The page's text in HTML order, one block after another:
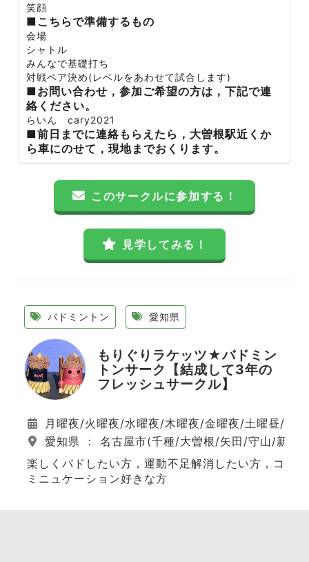
笑顔
■こちらで準備するもの
会場
シャトル
みんなで基礎打ち
対戦ペア決め(レベルをあわせて試合します)
■お問い合わせ，参加ご希望の方は，下記で連
絡ください。
らいん cary2021
■前日までに連絡もらえたら，大曽根駅近くか
ら車にのせて，現地までおくります。
このサークルに参加する！
見学してみる！
バドミントン 愛知県
もりぐりラケッツ★バドミン
トンサーク【結成して3年の
フレッシュサークル】
月曜夜/火曜夜/水曜夜/木曜夜/金曜夜/土曜昼/日
愛知県 ： 名古屋市(千種/大曽根/矢田/守山/新守
楽しくバドしたい方，運動不足解消したい方，コ
ミニュケーション好きな方